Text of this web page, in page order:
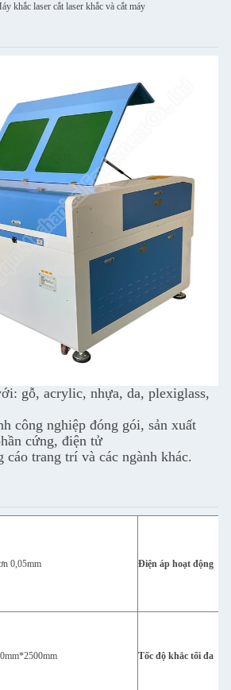
khắc laser cắt laser khắc và cắt máy
gỗ, acrylic, nhựa, da, plexiglass,
công nghiệp đóng gói, sản xuất
cứng, điện tử
cáo trang trí và các ngành khác.
0,05mm Điện áp hoạt động
Tốc độ khắc tối đa